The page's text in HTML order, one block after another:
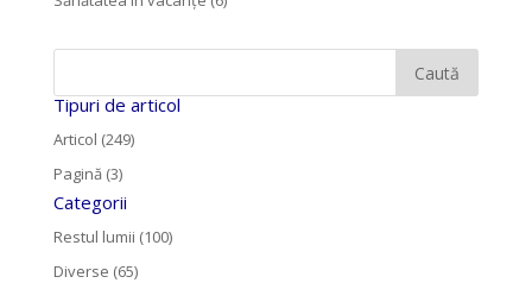
Tipuri de articol
Articol (249)
Pagină (3)
Categorii
Restul lumii (100)
Diverse (65)